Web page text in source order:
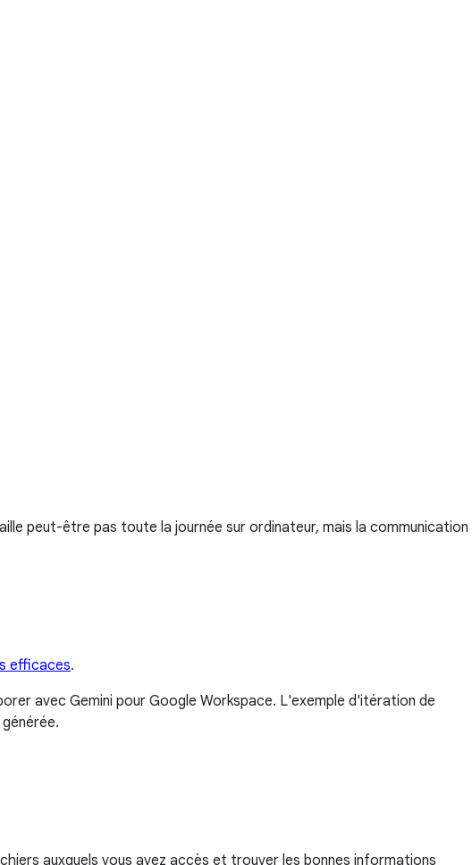
peut-être pas toute la journée sur ordinateur, mais la communication
efficaces.
avec Gemini pour Google Workspace. L'exemple d'itération de
auxquels vous avez accès et trouver les bonnes informations